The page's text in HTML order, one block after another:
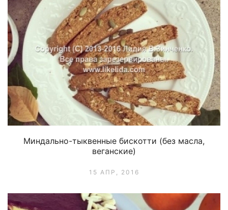
Миндально-тыквенные бискотти (без масла,
веганские)
15 АПР, 2016